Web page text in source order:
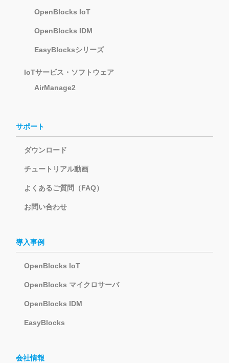
OpenBlocks IoT
OpenBlocks IDM
EasyBlocksシリーズ
IoTサービス・ソフトウェア
AirManage2
サポート
ダウンロード
チュートリアル動画
よくあるご質問（FAQ）
お問い合わせ
導入事例
OpenBlocks IoT
OpenBlocks マイクロサーバ
OpenBlocks IDM
EasyBlocks
会社情報